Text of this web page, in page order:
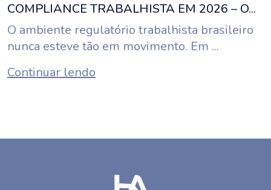
COMPLIANCE TRABALHISTA EM 2026 – O...
O ambiente regulatório trabalhista brasileiro
nunca esteve tão em movimento. Em ...
Continuar lendo